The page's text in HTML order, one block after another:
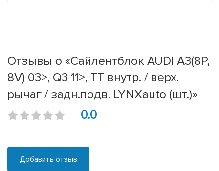
Отзывы о «Сайлентблок AUDI A3(8P,
8V) 03>, Q3 11>, TT внутр. / верх.
рычаг / задн.подв. LYNXauto (шт.)»
0.0
Добавить отзыв